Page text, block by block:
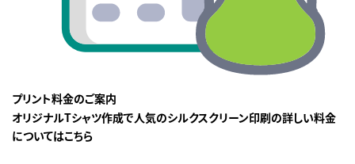
プリント料金のご案内
オリジナルTシャツ作成で人気のシルクスクリーン印刷の詳しい料金
についてはこちら